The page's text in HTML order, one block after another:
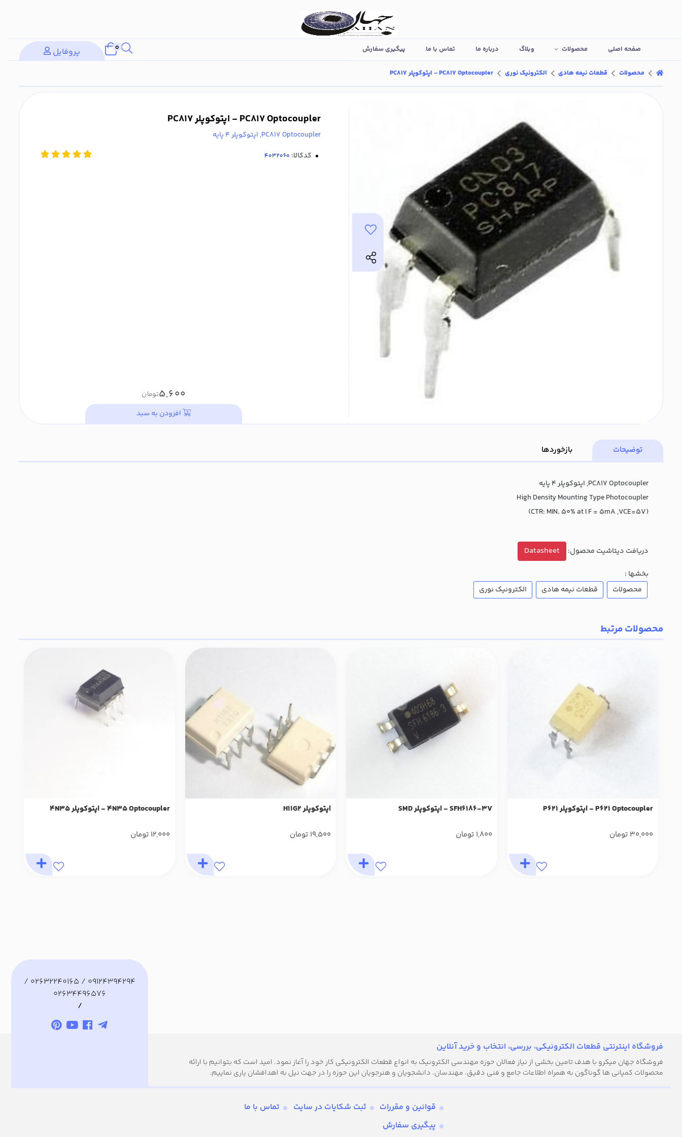
صفحه اصلی محصولات وبلاگ درباره ما تماس با ما پیگیری سفارش 0 پروفایل
محصولات قطعات نیمه هادی الکترونیک نوری PC817 Optocoupler - اپتوکوپلر PC817
PC817 Optocoupler - اپتوکوپلر PC817
PC817 Optocoupler, اپتوکوپلر 4 پایه
کدکالا:
5,600تومان
افزودن به سبد
توضیحات بازخوردها
PC817 Optocoupler, اپتوکوپلر 4 پایه
High Density Mounting Type Photocoupler
(CTR: MIN. 50% at I F = 5mA ,VCE=5V)
دریافت دیتاشیت محصول: Datasheet
بخشها :
محصولات
قطعات نیمه هادی الکترونیک نوری
محصولات مرتبط
P621 Optocoupler - اپتوکوپلر P621
30,000 تومان
SFH6186-3V - اپتوکوپلر SMD
1,800 تومان
اپتوکوپلر H11G2
19,500 تومان
4N35 Optocoupler - اپتوکوپلر 4N35
12,000 تومان
فروشگاه اینترنتی قطعات الکترونیکی، بررسی، انتخاب و خرید آنلاین
فروشگاه جهان میکرو با هدف تامین بخشی از نیاز فعالان حوزه مهندسی الکترونیک به انواع قطعات الکترونیکی کار خود را آغاز نمود. امید است که بتوانیم با ارائه
محصولات کمپانی ها گوناگون به همراه اطلاعات جامع و فنی دقیق، مهندسان، دانشجویان و هنرجویان این حوزه را در جهت نیل به اهدافشان یاری نماییم.
09124394294 / 02632240165 /
02634496576
/
قوانین و مقررات ثبت شکایات در سایت
تماس با ما
پیگیری سفارش